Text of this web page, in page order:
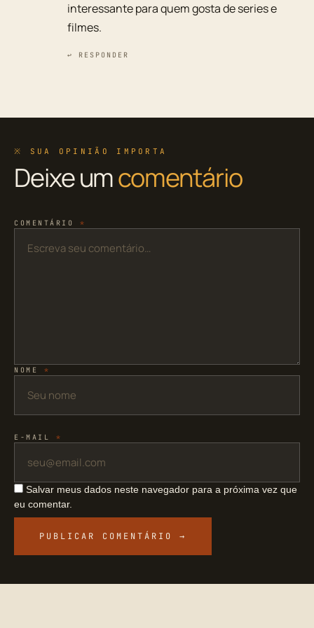
interessante para quem gosta de series e
filmes.
↩ RESPONDER
※ SUA OPINIÃO IMPORTA
Deixe umcomentário
COMENTÁRIO *
NOME *
E-MAIL *
Salvar meus dados neste navegador para a próxima vez que
eu comentar.